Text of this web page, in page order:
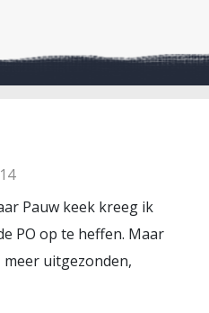
Pauw keek kreeg ik
PO op te heffen. Maar
uitgezonden,